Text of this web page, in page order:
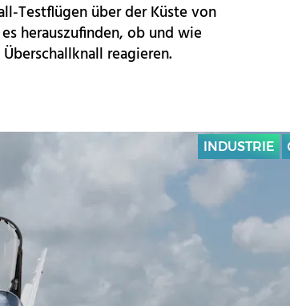
Testflügen über der Küste von
herauszufinden, ob und wie
reagieren.
INDUSTRIE